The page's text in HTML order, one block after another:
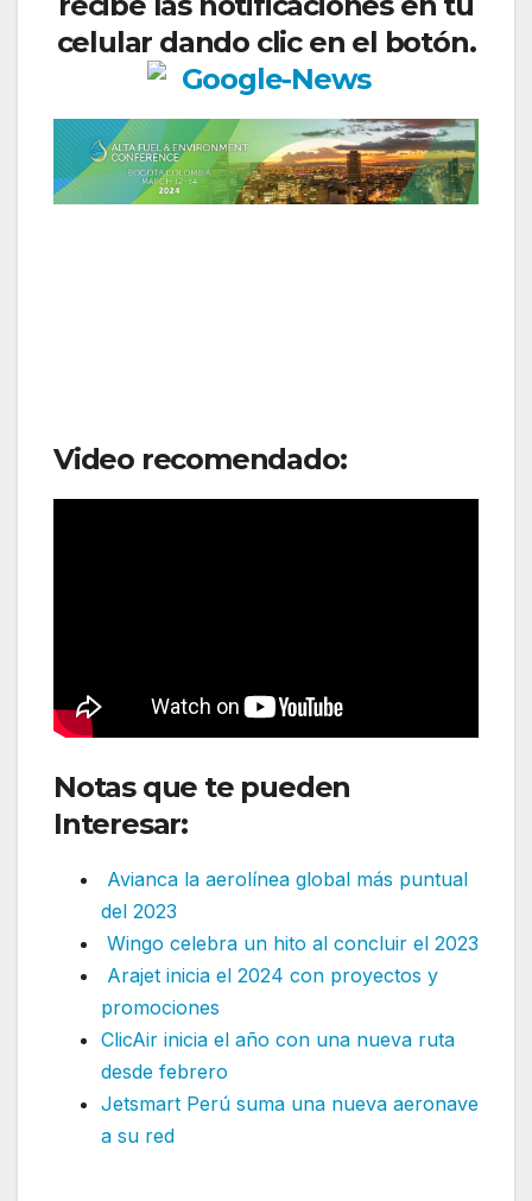
celular dando clic en el botón.
Video recomendado:
Notas que te pueden
Interesar:
Avianca la aerolínea global más puntual
del 2023
Wingo celebra un hito al concluir el 2023
Arajet inicia el 2024 con proyectos y
promociones
ClicAir inicia el año con una nueva ruta
desde febrero
Jetsmart Perú suma una nueva aeronave
a su red